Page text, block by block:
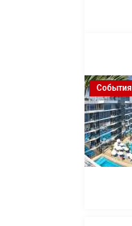
События